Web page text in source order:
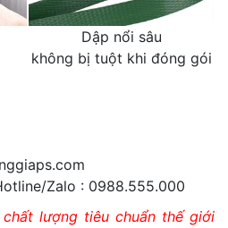
Dập nổi sâu
không bị tuột khi đóng gói
Zalo : 0988.555.000
lượng tiêu chuẩn thế giới